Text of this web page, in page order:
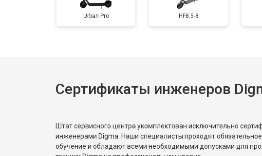
Гидроизоляция
Замена корпуса
Замена аккумулятора
Urban Pro HF8.5-8
Сертификаты инженеров
Штат сервисного центра укомплектован исключительно
инженерами Digma. Наши специалисты проходят
обучение и обладают всеми необходимыми допусками для